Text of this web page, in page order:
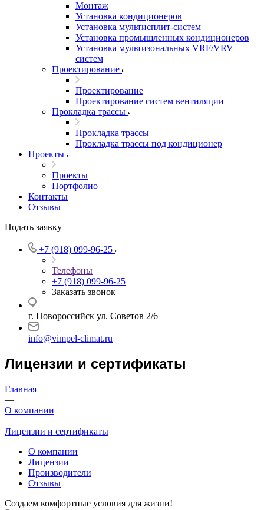
Монтаж
Установка кондиционеров
Установка мультисплит-систем
Установка промышленных кондиционеров
Установка мультизональных VRF/VRV
систем
Проектирование
Проектирование
Проектирование систем вентиляции
Прокладка трассы
Прокладка трассы
Прокладка трассы под кондиционер
Проекты
Проекты
Портфолио
Контакты
Отзывы
Подать заявку
+7 (918) 099-96-25
Телефоны
+7 (918) 099-96-25
Заказать звонок
г. Новороссийск ул. Советов 2/6
info@vimpel-climat.ru
Лицензии и сертификаты
Главная
—
О компании
—
Лицензии и сертификаты
О компании
Лицензии
Производители
Отзывы
Создаем комфортные условия для жизни!